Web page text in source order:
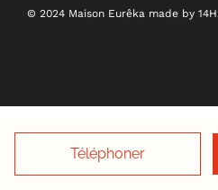
Téléphoner
© 2024 Maison Eurêka made by